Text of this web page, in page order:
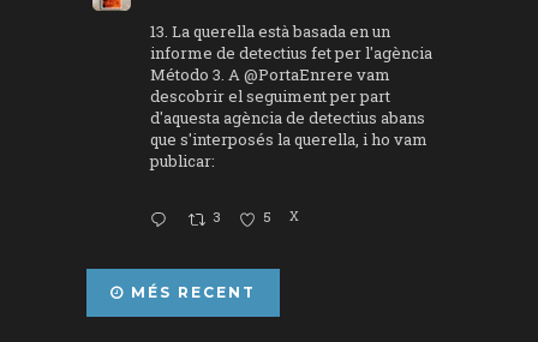
13. La querella està basada en un
informe de detectius fet per l'agència
Método 3. A@PortaEnrere vam
descobrir el seguiment per part
d'aquesta agència de detectius abans
que s'interposés la querella, i ho vam
publicar:
3 5 X
MÉS RECENT